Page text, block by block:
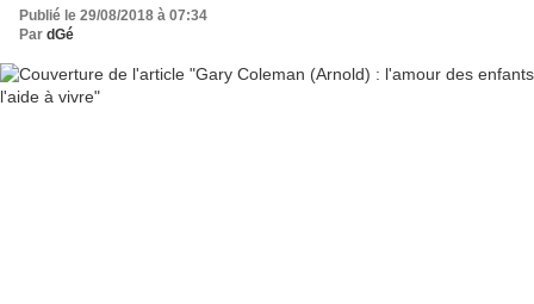
Publié le 29/08/2018 à 07:34
Par dGé